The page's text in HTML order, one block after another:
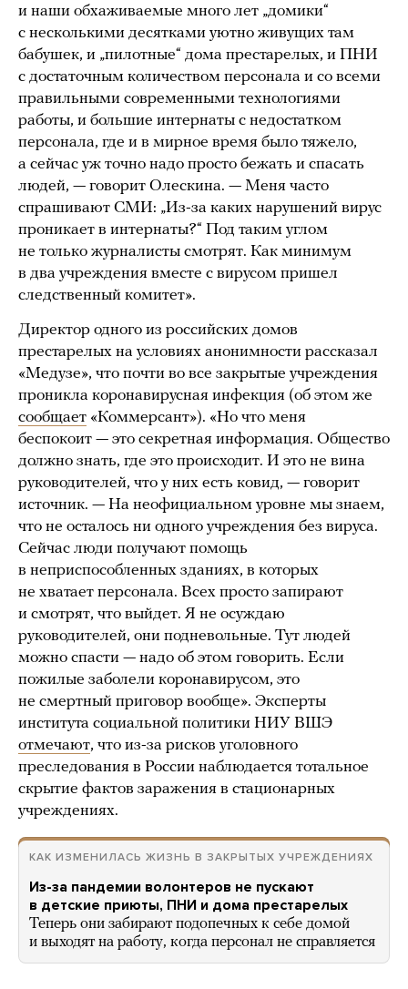
и наши обхаживаемые много лет „домики“
с несколькими десятками уютно живущих там
бабушек, и „пилотные“ дома престарелых, и ПНИ
с достаточным количеством персонала и со всеми
правильными современными технологиями
работы, и большие интернаты с недостатком
персонала, где и в мирное время было тяжело,
а сейчас уж точно надо просто бежать и спасать
людей, — говорит Олескина. — Меня часто
спрашивают СМИ: „Из-за каких нарушений вирус
проникает в интернаты?“ Под таким углом
не только журналисты смотрят. Как минимум
в два учреждения вместе с вирусом пришел
следственный комитет».
Директор одного из российских домов
престарелых на условиях анонимности рассказал
«Медузе», что почти во все закрытые учреждения
проникла коронавирусная инфекция (об этом же
сообщает «Коммерсант»). «Но что меня
беспокоит — это секретная информация. Общество
должно знать, где это происходит. И это не вина
руководителей, что у них есть ковид, — говорит
источник. — На неофициальном уровне мы знаем,
что не осталось ни одного учреждения без вируса.
Сейчас люди получают помощь
в неприспособленных зданиях, в которых
не хватает персонала. Всех просто запирают
и смотрят, что выйдет. Я не осуждаю
руководителей, они подневольные. Тут людей
можно спасти — надо об этом говорить. Если
пожилые заболели коронавирусом, это
не смертный приговор вообще». Эксперты
института социальной политики НИУ ВШЭ
отмечают, что из-за рисков уголовного
преследования в России наблюдается тотальное
скрытие фактов заражения в стационарных
учреждениях.
КАК ИЗМЕНИЛАСЬ ЖИЗНЬ В ЗАКРЫТЫХ УЧРЕЖДЕНИЯХ
Из-за пандемии волонтеров не пускают
в детские приюты, ПНИ и дома престарелых
Теперь они забирают подопечных к себе домой
и выходят на работу, когда персонал не справляется